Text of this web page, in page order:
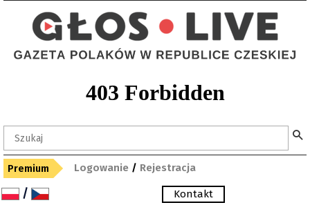
Premium Logowanie / Rejestracja
/ Kontakt